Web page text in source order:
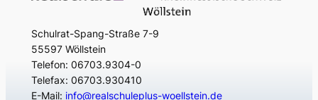
Schulrat-Spang-Straße 7-9
55597 Wöllstein
Telefon: 06703.9304-0
Telefax: 06703.930410
E-Mail: info@realschuleplus-woellstein.de